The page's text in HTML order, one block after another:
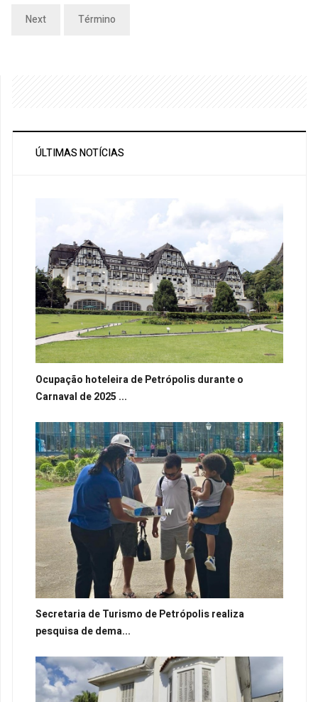
Next Término
ÚLTIMAS NOTÍCIAS
Ocupação hoteleira de Petrópolis durante o
Carnaval de 2025 ...
Secretaria de Turismo de Petrópolis realiza
pesquisa de dema...